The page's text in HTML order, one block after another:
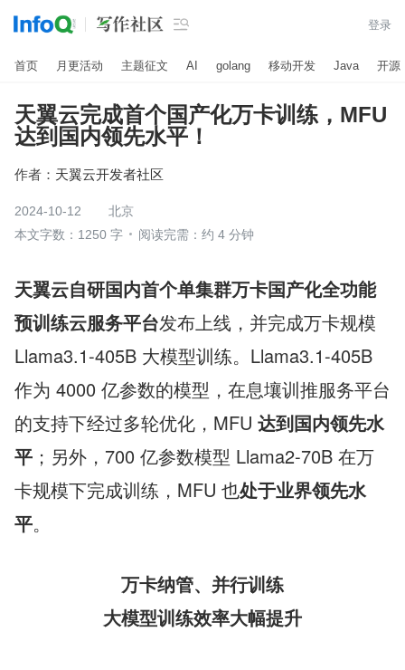
 登录
首页 月更活动 主题征文 AI golang 移动开发 Java 开源
天翼云完成首个国产化万卡训练，MFU
达到国内领先水平！
作者： 天翼云开发者社区
2024-10-12
北京
本文字数：1250 字
阅读完需：约 4 分钟
天翼云自研国内首个单集群万卡国产化全功能
预训练云服务平台发布上线，并完成万卡规模
Llama3.1-405B 大模型训练。Llama3.1-405B
作为 4000 亿参数的模型，在息壤训推服务平台
的支持下经过多轮优化，MFU 达到国内领先水
平 ；另外，700 亿参数模型 Llama2-70B 在万
卡规模下完成训练，MFU 也处于业界领先水
平。
万卡纳管、并行训练
大模型训练效率大幅提升